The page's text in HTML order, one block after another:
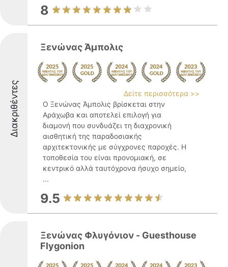
8
Διακριθέντες
Ξενώνας Άμπολις
Δείτε περισσότερα >>
Ο Ξενώνας Άμπολις βρίσκεται στην
Αράχωβα και αποτελεί επιλογή για
διαμονή που συνδυάζει τη διαχρονική
αισθητική της παραδοσιακής
αρχιτεκτονικής με σύγχρονες παροχές. Η
τοποθεσία του είναι προνομιακή, σε
κεντρικό αλλά ταυτόχρονα ήσυχο σημείο,
...
9.5
Ξενώνας Φλυγόνιον - Guesthouse
Flygonion